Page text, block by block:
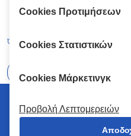
ΑΡ.Γ.Ε.ΜΗ:
© 2026
Όροι και Προϋποθέσεις
Επιλέξτε
© 2026
Cookies Προτιμήσεων
Cookies Στατιστικών
Cookies Μάρκετινγκ
Προβολή Λεπτομερειών